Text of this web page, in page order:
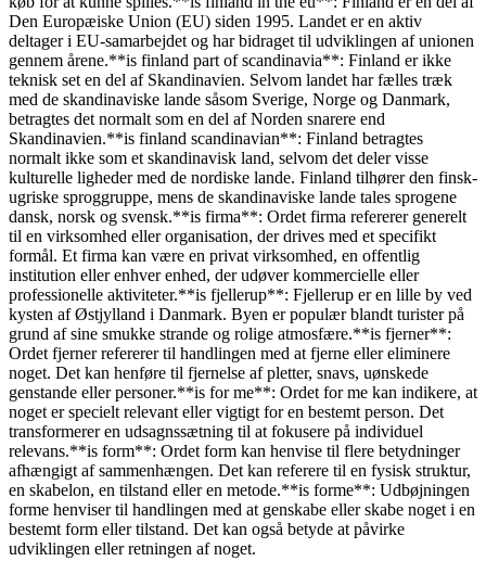
Den Europæiske Union (EU) siden 1995. Landet er en aktiv
deltager i EU-samarbejdet og har bidraget til udviklingen af unionen
gennem årene.**is finland part of scandinavia**: Finland er ikke
teknisk set en del af Skandinavien. Selvom landet har fælles træk
med de skandinaviske lande såsom Sverige, Norge og Danmark,
betragtes det normalt som en del af Norden snarere end
Skandinavien.**is finland scandinavian**: Finland betragtes
normalt ikke som et skandinavisk land, selvom det deler visse
kulturelle ligheder med de nordiske lande. Finland tilhører den finsk-
ugriske sproggruppe, mens de skandinaviske lande tales sprogene
dansk, norsk og svensk.**is firma**: Ordet firma refererer generelt
til en virksomhed eller organisation, der drives med et specifikt
formål. Et firma kan være en privat virksomhed, en offentlig
institution eller enhver enhed, der udøver kommercielle eller
professionelle aktiviteter.**is fjellerup**: Fjellerup er en lille by ved
kysten af Østjylland i Danmark. Byen er populær blandt turister på
grund af sine smukke strande og rolige atmosfære.**is fjerner**:
Ordet fjerner refererer til handlingen med at fjerne eller eliminere
noget. Det kan henføre til fjernelse af pletter, snavs, uønskede
genstande eller personer.**is for me**: Ordet for me kan indikere, at
noget er specielt relevant eller vigtigt for en bestemt person. Det
transformerer en udsagnssætning til at fokusere på individuel
relevans.**is form**: Ordet form kan henvise til flere betydninger
afhængigt af sammenhængen. Det kan referere til en fysisk struktur,
en skabelon, en tilstand eller en metode.**is forme**: Udbøjningen
forme henviser til handlingen med at genskabe eller skabe noget i en
bestemt form eller tilstand. Det kan også betyde at påvirke
udviklingen eller retningen af noget.